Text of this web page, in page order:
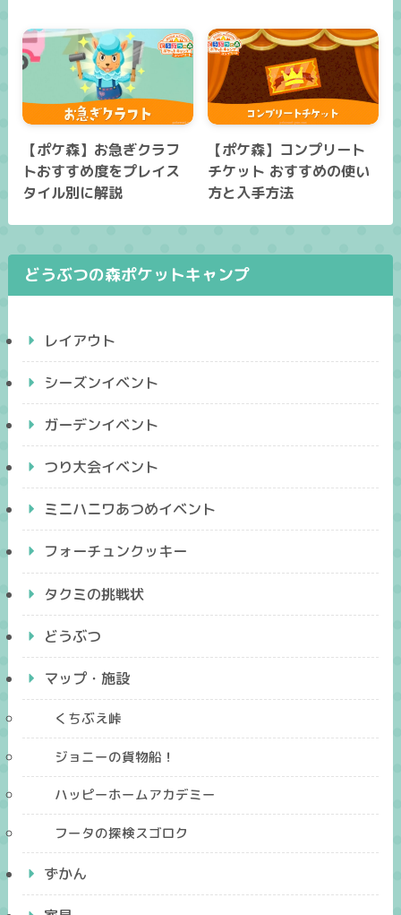
【ポケ森】お急ぎクラフ
トおすすめ度をプレイス
タイル別に解説
【ポケ森】コンプリート
チケット おすすめの使い
方と入手方法
どうぶつの森ポケットキャンプ
レイアウト
シーズンイベント
ガーデンイベント
つり大会イベント
ミニハニワあつめイベント
フォーチュンクッキー
タクミの挑戦状
どうぶつ
マップ・施設
くちぶえ峠
ジョニーの貨物船！
ハッピーホームアカデミー
フータの探検スゴロク
ずかん